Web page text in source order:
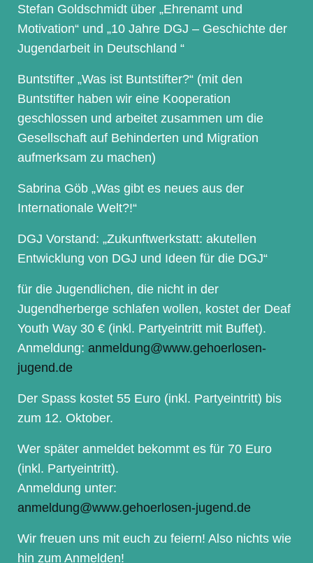
Stefan Goldschmidt über „Ehrenamt und
Motivation“ und „10 Jahre DGJ – Geschichte der
Jugendarbeit in Deutschland “
Buntstifter „Was ist Buntstifter?“ (mit den
Buntstifter haben wir eine Kooperation
geschlossen und arbeitet zusammen um die
Gesellschaft auf Behinderten und Migration
aufmerksam zu machen)
Sabrina Göb „Was gibt es neues aus der
Internationale Welt?!“
DGJ Vorstand: „Zukunftwerkstatt: akutellen
Entwicklung von DGJ und Ideen für die DGJ“
für die Jugendlichen, die nicht in der
Jugendherberge schlafen wollen, kostet der Deaf
Youth Way 30 € (inkl. Partyeintritt mit Buffet).
Anmeldung: anmeldung@www.gehoerlosen-
jugend.de
Der Spass kostet 55 Euro (inkl. Partyeintritt) bis
zum 12. Oktober.
Wer später anmeldet bekommt es für 70 Euro
(inkl. Partyeintritt).
Anmeldung unter:
anmeldung@www.gehoerlosen-jugend.de
Wir freuen uns mit euch zu feiern! Also nichts wie
hin zum Anmelden!